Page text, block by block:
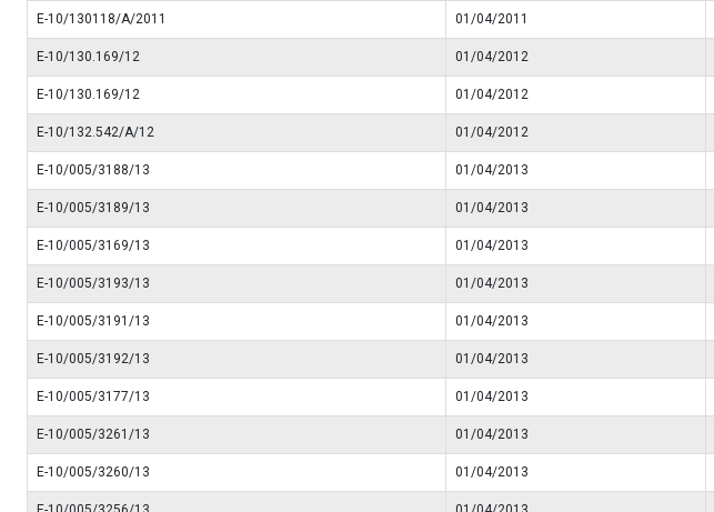
E-10/130118/A/2011 01/04/2011
E-10/130.169/12 01/04/2012
E-10/130.169/12 01/04/2012
E-10/132.542/A/12 01/04/2012
E-10/005/3188/13 01/04/2013
E-10/005/3189/13 01/04/2013
E-10/005/3169/13 01/04/2013
E-10/005/3193/13 01/04/2013
E-10/005/3191/13 01/04/2013
E-10/005/3192/13 01/04/2013
E-10/005/3177/13 01/04/2013
E-10/005/3261/13 01/04/2013
E-10/005/3260/13 01/04/2013